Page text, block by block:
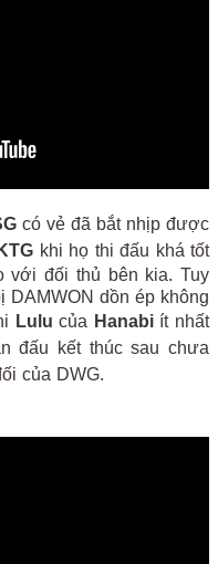
có vẻ đã bắt nhịp được
khi họ thi đấu khá tốt
với đối thủ bên kia. Tuy
DAMWON dồn ép không
Lulu của Hanabiít nhất
đấu kết thúc sau chưa
của DWG.